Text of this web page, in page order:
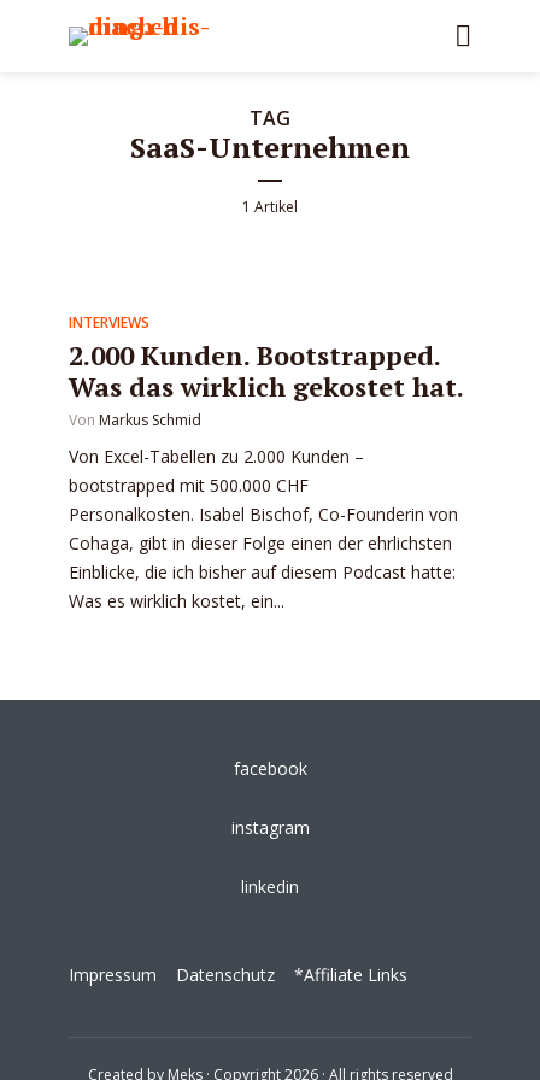
TAG
SaaS-Unternehmen
1 Artikel
INTERVIEWS
2.000 Kunden. Bootstrapped.
Was das wirklich gekostet hat.
Von Markus Schmid
Von Excel-Tabellen zu 2.000 Kunden –
bootstrapped mit 500.000 CHF
Personalkosten. Isabel Bischof, Co-Founderin von
Cohaga, gibt in dieser Folge einen der ehrlichsten
Einblicke, die ich bisher auf diesem Podcast hatte:
Was es wirklich kostet, ein...
facebook
instagram
linkedin
Impressum Datenschutz *Affiliate Links
Created by Meks· Copyright 2026 · All rights reserved